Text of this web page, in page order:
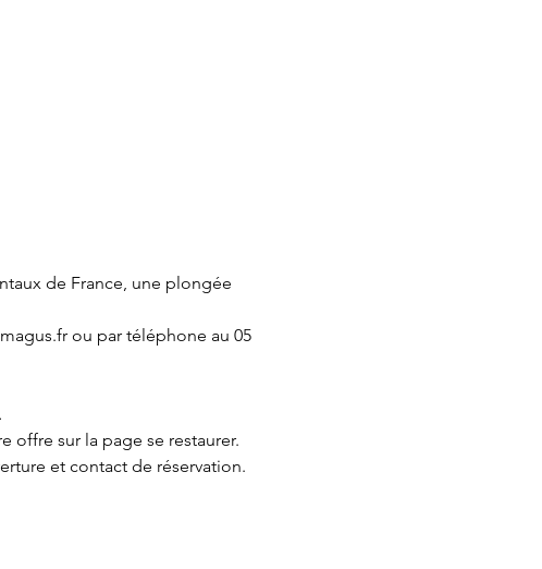
de France, une plongée
ou par téléphone au 05
offre sur la page se restaurer.
et contact de réservation.